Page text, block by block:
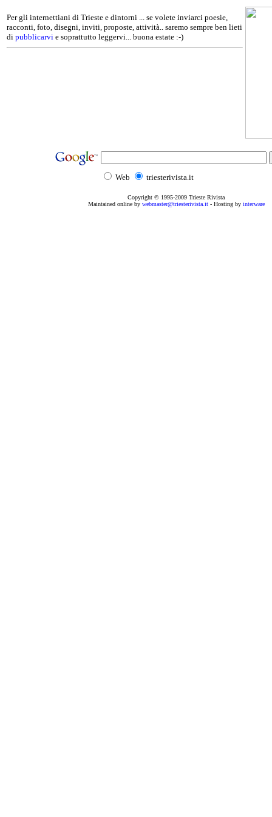
Per gli internettiani di Trieste e dintorni ... se volete inviarci poesie,
racconti, foto, disegni, inviti, proposte, attività.. saremo sempre ben lieti
di pubblicarvi e soprattutto leggervi... buona estate :-)
Web triesterivista.it
Copyright © 1995-2009 Trieste Rivista
Maintained online by webmaster@triesterivista.it- Hosting by interware